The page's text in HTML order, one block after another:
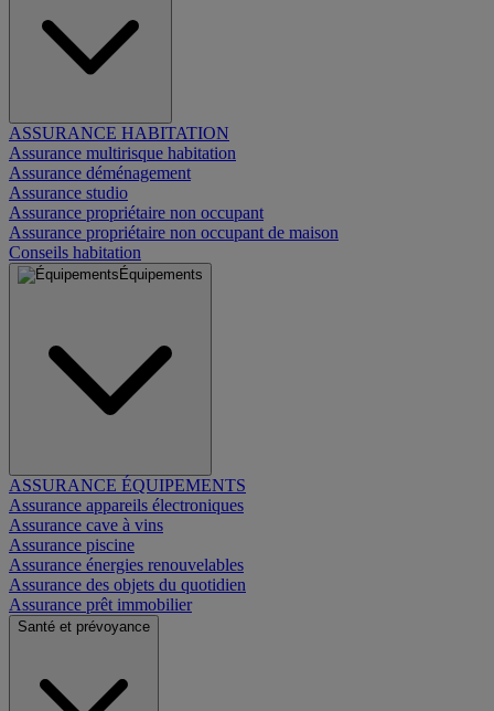
ASSURANCE HABITATION
Assurance multirisque habitation
Assurance déménagement
Assurance studio
Assurance propriétaire non occupant
Assurance propriétaire non occupant de maison
Conseils habitation
Équipements
ASSURANCE ÉQUIPEMENTS
Assurance appareils électroniques
Assurance cave à vins
Assurance piscine
Assurance énergies renouvelables
Assurance des objets du quotidien
Assurance prêt immobilier
Santé et prévoyance